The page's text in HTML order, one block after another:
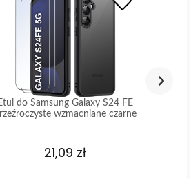
do Samsung Galaxy S24 FE
wzmacniane czarne
21,09 zł